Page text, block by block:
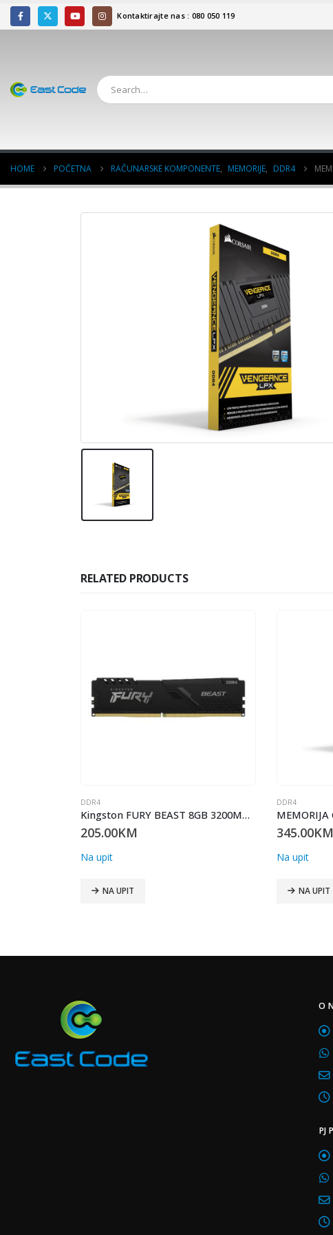
Kontaktirajte nas : 080 050 119
HOME POČETNA RAČUNARSKE KOMPONENTE, MEMORIJE, DDR4
RELATED PRODUCTS
DDR4
Kingston FURY BEAST 8GB 3200MHz DDR4/CL16/KF432C16BB/8
205.00KM
Na upit
NA UPIT
DDR4
345.00KM
Na upit
NA UPIT
O
PJ